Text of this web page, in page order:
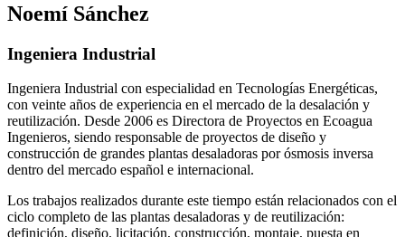
Noemí Sánchez
Ingeniera Industrial
Ingeniera Industrial con especialidad en Tecnologías Energéticas,
con veinte años de experiencia en el mercado de la desalación y
reutilización. Desde 2006 es Directora de Proyectos en Ecoagua
Ingenieros, siendo responsable de proyectos de diseño y
construcción de grandes plantas desaladoras por ósmosis inversa
dentro del mercado español e internacional.
Los trabajos realizados durante este tiempo están relacionados con el
ciclo completo de las plantas desaladoras y de reutilización:
definición, diseño, licitación, construcción, montaje, puesta en